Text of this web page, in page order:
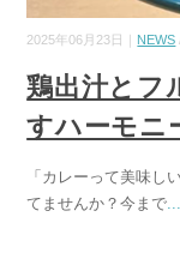
2025年06月23日｜ NEWS
鶏出汁とフ
すハーモニ
「カレーって美味し
てませんか？今まで